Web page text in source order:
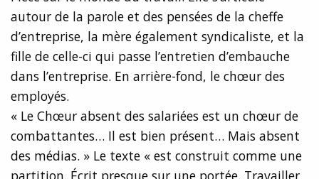
autour de la parole et des pensées de la cheffe
d’entreprise, la mère également syndicaliste, et la
fille de celle-ci qui passe l’entretien d’embauche
dans l’entreprise. En arrière-fond, le chœur des
employés.
« Le Chœur absent des salariées est un chœur de
combattantes… Il est bien présent… Mais absent
des médias. » Le texte « est construit comme une